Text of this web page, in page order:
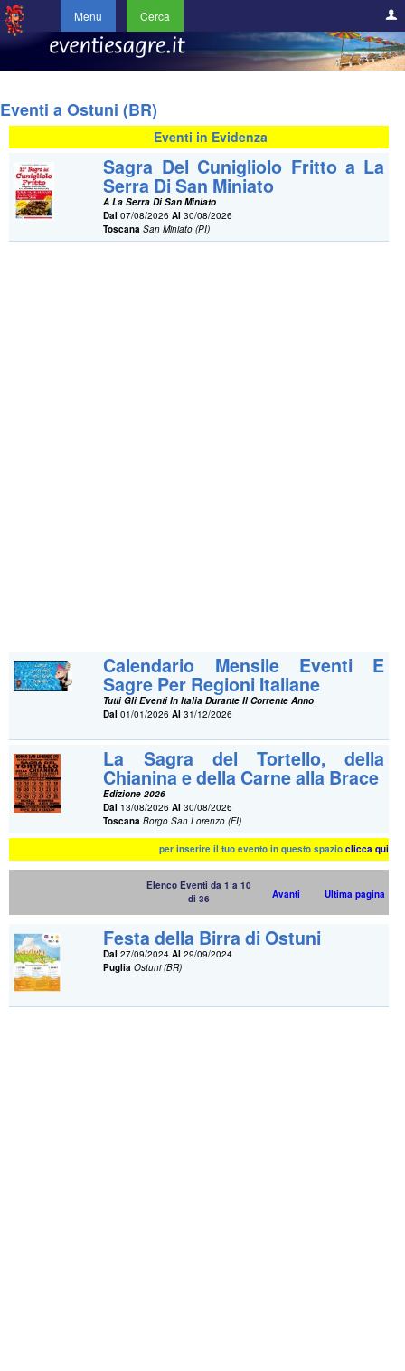
Menu Cerca
Eventi a Ostuni (BR)
Eventi in Evidenza
Sagra Del Cunigliolo Fritto a La
Serra Di San Miniato
A La Serra Di San Miniato
Dal 07/08/2026Al 30/08/2026
Toscana San Miniato (PI)
Calendario Mensile Eventi E
Sagre Per Regioni Italiane
Tutti Gli Eventi In Italia Durante Il Corrente Anno
Dal 01/01/2026Al 31/12/2026
La Sagra del Tortello, della
Chianina e della Carne alla Brace
Edizione 2026
Dal 13/08/2026Al 30/08/2026
Toscana Borgo San Lorenzo (FI)
per inserire il tuo evento in questo spazioclicca qui
Elenco Eventi da 1 a 10
di 36
Avanti Ultima pagina
Festa della Birra di Ostuni
Dal 27/09/2024Al 29/09/2024
Puglia Ostuni (BR)